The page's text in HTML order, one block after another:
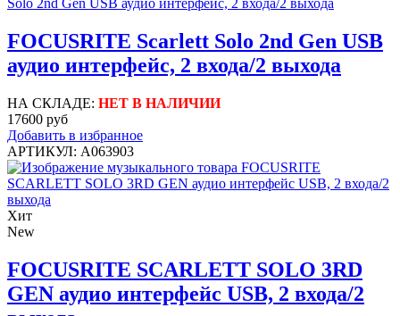
FOCUSRITE Scarlett Solo 2nd Gen USB
аудио интерфейс, 2 входа/2 выхода
НА СКЛАДЕ: НЕТ В НАЛИЧИИ
17600 руб
Добавить в избранное
АРТИКУЛ: A063903
Хит
New
FOCUSRITE SCARLETT SOLO 3RD
GEN аудио интерфейс USB, 2 входа/2